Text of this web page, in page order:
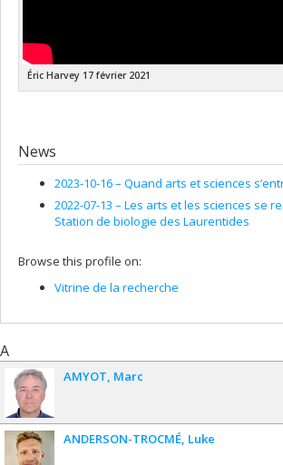
Éric Harvey 17 février 2021
News
2023-10-16 – Quand arts et sciences
2022-07-13 – Les arts et les sciences se
Station de biologie des Laurentides
Browse this profile on:
Vitrine de la recherche
A
AMYOT Marc
ANDERSON-TROCMÉ Luke